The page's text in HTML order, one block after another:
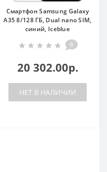
Смартфон Samsung Galaxy
A35 8/128 ГБ, Dual nano SIM,
синий, Iceblue
0
20 302.00р.
НЕТ В НАЛИЧИИ